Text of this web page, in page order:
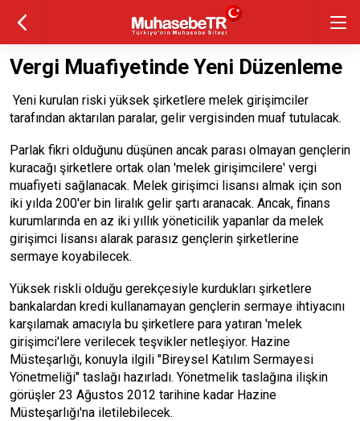
Vergi Muafiyetinde Yeni Düzenleme
Yeni kurulan riski yüksek şirketlere melek girişimciler
tarafından aktarılan paralar, gelir vergisinden muaf tutulacak.
Parlak fikri olduğunu düşünen ancak parası olmayan gençlerin
kuracağı şirketlere ortak olan 'melek girişimcilere' vergi
muafiyeti sağlanacak. Melek girişimci lisansı almak için son
iki yılda 200'er bin liralık gelir şartı aranacak. Ancak, finans
kurumlarında en az iki yıllık yöneticilik yapanlar da melek
girişimci lisansı alarak parasız gençlerin şirketlerine
sermaye koyabilecek.
Yüksek riskli olduğu gerekçesiyle kurdukları şirketlere
bankalardan kredi kullanamayan gençlerin sermaye ihtiyacını
karşılamak amacıyla bu şirketlere para yatıran 'melek
girişimci'lere verilecek teşvikler netleşiyor. Hazine
Müsteşarlığı, konuyla ilgili "Bireysel Katılım Sermayesi
Yönetmeliği" taslağı hazırladı. Yönetmelik taslağına ilişkin
görüşler 23 Ağustos 2012 tarihine kadar Hazine
Müsteşarlığı'na iletilebilecek.